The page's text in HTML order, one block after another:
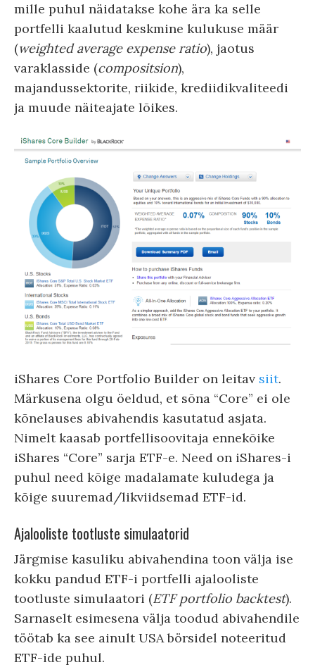
mille puhul näidatakse kohe ära ka selle
portfelli kaalutud keskmine kulukuse määr
(weighted average expense ratio), jaotus
varaklasside (compositsion),
majandussektorite, riikide, krediidikvaliteedi
ja muude näiteajate lõikes.
iShares Core Portfolio Builder on leitav siit.
Märkusena olgu öeldud, et sõna “Core” ei ole
kõnelauses abivahendis kasutatud asjata.
Nimelt kaasab portfellisoovitaja ennekõike
iShares “Core” sarja ETF-e. Need on iShares-i
puhul need kõige madalamate kuludega ja
kõige suuremad/likviidsemad ETF-id.
Ajalooliste tootluste simulaatorid
Järgmise kasuliku abivahendina toon välja ise
kokku pandud ETF-i portfelli ajalooliste
tootluste simulaatori (ETF portfolio backtest).
Sarnaselt esimesena välja toodud abivahendile
töötab ka see ainult USA börsidel noteeritud
ETF-ide puhul.